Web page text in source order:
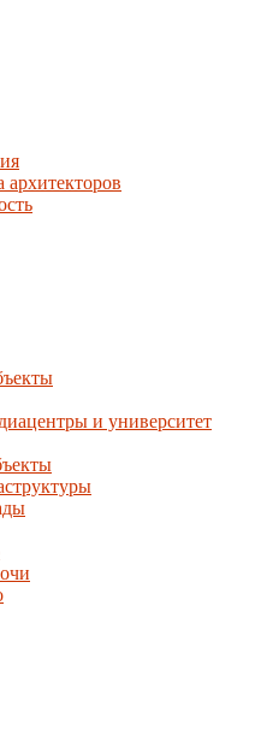
архитекторов
и университет